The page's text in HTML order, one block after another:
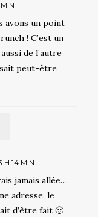
avons un point
! C’est un
de l’autre
peut-être
H 14 MIN
jamais allée…
adresse, le
d’être fait 🙂